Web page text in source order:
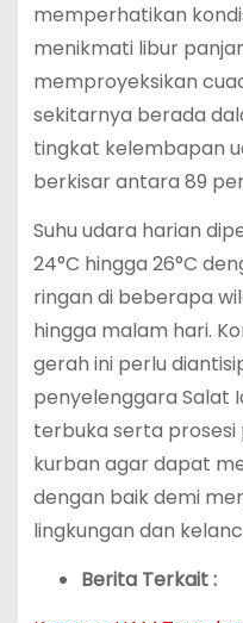
memperhatikan
menikmati libur
memproyeksikan
sekitarnya berada
tingkat kelembapan
berkisar antara 89
Suhu udara harian
24°C hingga 26°C
ringan di beberapa
hingga malam hari.
gerah ini perlu
penyelenggara Salat
terbuka serta
kurban agar dapat
dengan baik demi
lingkungan dan
Berita Terkait :